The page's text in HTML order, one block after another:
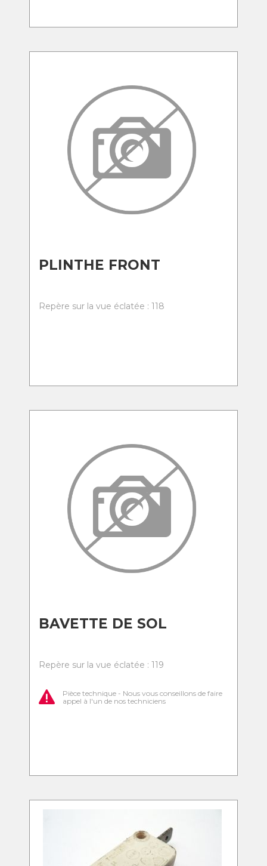
PLINTHE FRONT
Repère sur la vue éclatée : 118
BAVETTE DE SOL
Repère sur la vue éclatée : 119
Pièce technique - Nous vous conseillons de faire
appel à l'un de nos techniciens